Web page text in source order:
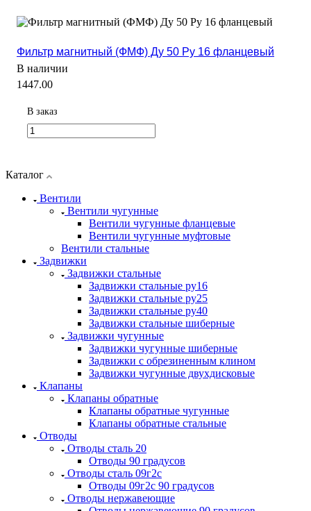
Фильтр магнитный (ФМФ) Ду 50 Ру 16 фланцевый
В наличии
1447.00
В заказ
Каталог
Вентили
Вентили чугунные
Вентили чугунные фланцевые
Вентили чугунные муфтовые
Вентили стальные
Задвижки
Задвижки стальные
Задвижки стальные ру16
Задвижки стальные ру25
Задвижки стальные ру40
Задвижки стальные шиберные
Задвижки чугунные
Задвижки чугунные шиберные
Задвижки с обрезиненным клином
Задвижки чугунные двухдисковые
Клапаны
Клапаны обратные
Клапаны обратные чугунные
Клапаны обратные стальные
Отводы
Отводы сталь 20
Отводы 90 градусов
Отводы сталь 09г2с
Отводы 09г2с 90 градусов
Отводы нержавеющие